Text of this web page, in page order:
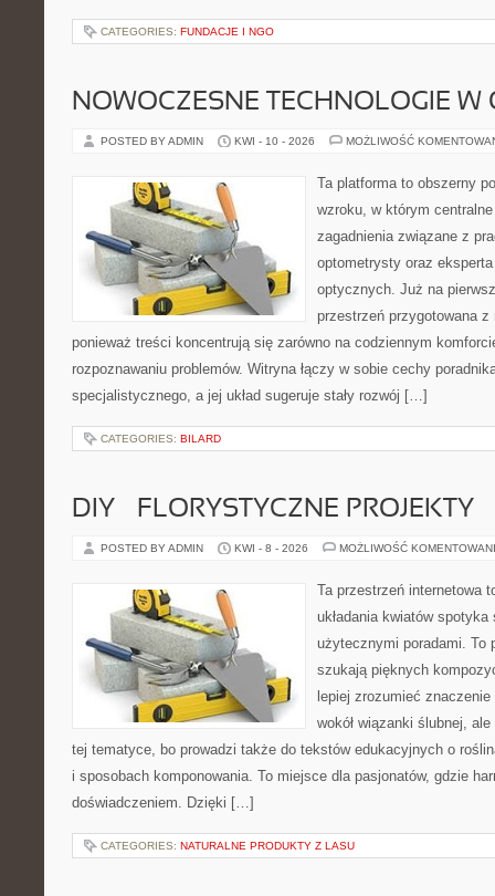
CATEGORIES: FUNDACJE I NGO
NOWOCZESNE TECHNOLOGIE W
POSTED BY ADMIN KWI - 10 - 2026 MOŻLIWOŚĆ
Ta platforma to obszerny
wzroku, w którym
zagadnienia związane z
optometrysty oraz
optycznych. Już na
przestrzeń przygotowana
ponieważ treści koncentrują się zarówno na codziennym
rozpoznawaniu problemów. Witryna łączy w sobie cechy
specjalistycznego, a jej układ sugeruje stały rozwój […]
CATEGORIES: BILARD
DIY – FLORYSTYCZNE PROJEKTY
POSTED BY ADMIN KWI - 8 - 2026 MOŻLIWOŚĆ
Ta przestrzeń internetowa
układania kwiatów
użytecznymi poradami. To
szukają pięknych
lepiej zrozumieć
wokół wiązanki ślubnej,
tej tematyce, bo prowadzi także do tekstów edukacyjnych o
i sposobach komponowania. To miejsce dla pasjonatów, gdzie
doświadczeniem. Dzięki […]
CATEGORIES: NATURALNE PRODUKTY Z LASU